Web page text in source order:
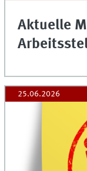
Aktuelle
25.06.2026